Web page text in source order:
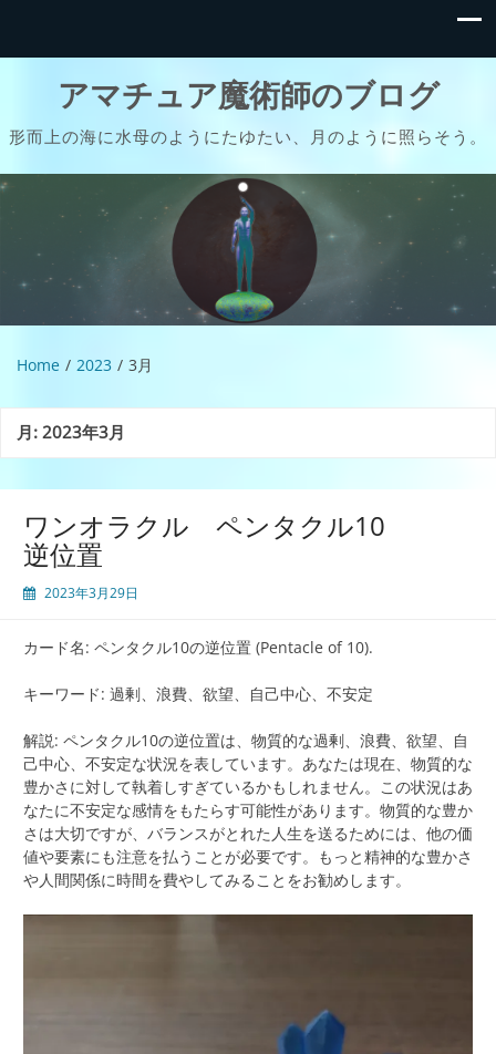
アマチュア魔術師のブログ
形而上の海に水母のようにたゆたい、月のように照らそう。
Home 2023 3月
月:2023年3月
ワンオラクル ペンタクル10
逆位置
2023年3月29日
カード名: ペンタクル10の逆位置 (Pentacle of 10).
キーワード: 過剰、浪費、欲望、自己中心、不安定
解説: ペンタクル10の逆位置は、物質的な過剰、浪費、欲望、自
己中心、不安定な状況を表しています。あなたは現在、物質的な
豊かさに対して執着しすぎているかもしれません。この状況はあ
なたに不安定な感情をもたらす可能性があります。物質的な豊か
さは大切ですが、バランスがとれた人生を送るためには、他の価
値や要素にも注意を払うことが必要です。もっと精神的な豊かさ
や人間関係に時間を費やしてみることをお勧めします。